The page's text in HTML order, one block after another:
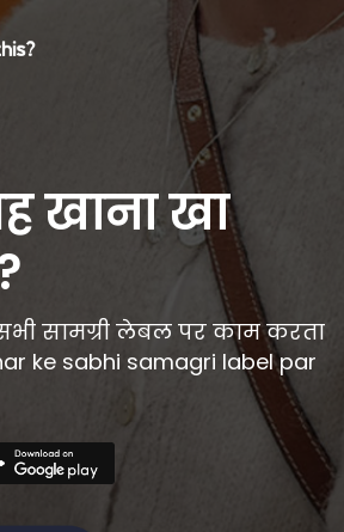
खाना खा
सामग्री लेबल पर काम करता
ke sabhi samagri label par